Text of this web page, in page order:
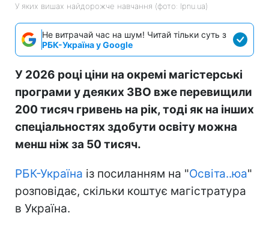
У яких вишах найдорожче навчання (фото: lpnu.ua)
Не витрачай час на шум! Читай тільки суть з
РБК-Україна у Google
У 2026 році ціни на окремі магістерські
програми у деяких ЗВО вже перевищили
200 тисяч гривень на рік, тоді як на інших
спеціальностях здобути освіту можна
менш ніж за 50 тисяч.
РБК-Україна із посиланням на "Освіта..юа"
розповідає, скільки коштує магістратура
в Україна.